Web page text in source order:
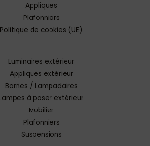
Appliques
Plafonniers
Politique de cookies (UE)
Luminaires extérieur
Appliques extérieur
Bornes / Lampadaires
Lampes à poser extérieur
Mobilier
Plafonniers
Suspensions